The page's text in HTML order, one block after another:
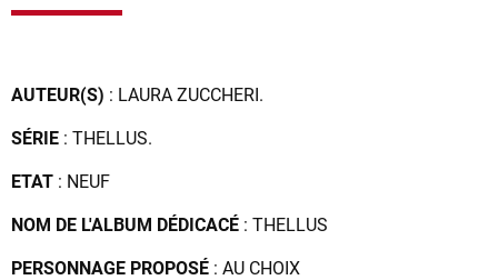
AUTEUR(S) : LAURA ZUCCHERI.
SÉRIE : THELLUS.
ETAT : NEUF
NOM DE L'ALBUM DÉDICACÉ : THELLUS
PERSONNAGE PROPOSÉ : AU CHOIX